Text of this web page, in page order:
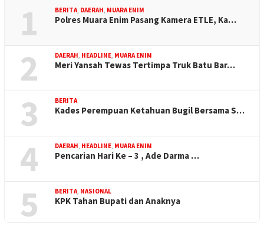
1 BERITA, DAERAH, MUARA ENIM
Polres Muara Enim Pasang Kamera ETLE, Ka…
2 DAERAH, HEADLINE, MUARA ENIM
Meri Yansah Tewas Tertimpa Truk Batu Bar…
3 BERITA
Kades Perempuan Ketahuan Bugil Bersama S…
4 DAERAH, HEADLINE, MUARA ENIM
Pencarian Hari Ke – 3 , Ade Darma …
5 BERITA, NASIONAL
KPK Tahan Bupati dan Anaknya